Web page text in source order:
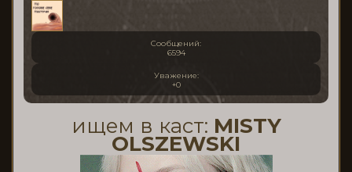
Сообщений:
6594
Уважение:
+0
ищем в каст: MISTY
OLSZEWSKI